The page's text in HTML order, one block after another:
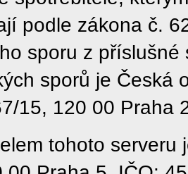
podle zákona č.
sporu z
sporů je Česká
15, 120 00 Praha
tohoto